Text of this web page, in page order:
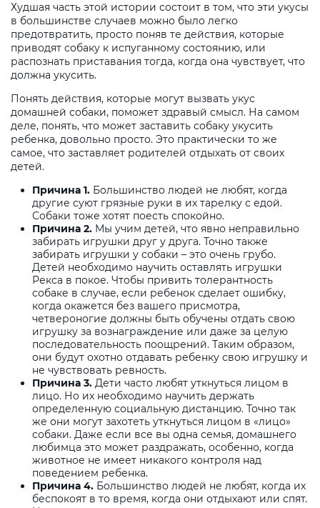
Худшая часть этой истории состоит в том, что эти укусы
в большинстве случаев можно было легко
предотвратить, просто поняв те действия, которые
приводят собаку к испуганному состоянию, или
распознать приставания тогда, когда она чувствует, что
должна укусить.
Понять действия, которые могут вызвать укус
домашней собаки, поможет здравый смысл. На самом
деле, понять, что может заставить собаку укусить
ребенка, довольно просто. Это практически то же
самое, что заставляет родителей отдыхать от своих
детей.
Причина 1. Большинство людей не любят, когда
другие суют грязные руки в их тарелку с едой.
Собаки тоже хотят поесть спокойно.
Причина 2. Мы учим детей, что явно неправильно
забирать игрушки друг у друга. Точно также
забирать игрушки у собаки – это очень грубо.
Детей необходимо научить оставлять игрушки
Рекса в покое. Чтобы привить толерантность
собаке в случае, если ребенок сделает ошибку,
когда окажется без вашего присмотра,
четвероногие должны быть обучены отдать свою
игрушку за вознаграждение или даже за целую
последовательность поощрений. Таким образом,
они будут охотно отдавать ребенку свою игрушку и
не чувствовать ревность.
Причина 3. Дети часто любят уткнуться лицом в
лицо. Но их необходимо научить держать
определенную социальную дистанцию. Точно так
же они могут захотеть уткнуться лицом в «лицо»
собаки. Даже если все вы одна семья, домашнего
любимца это может раздражать, особенно, когда
животное не имеет никакого контроля над
поведением ребенка.
Причина 4. Большинство людей не любят, когда их
беспокоят в то время, когда они отдыхают или спят.